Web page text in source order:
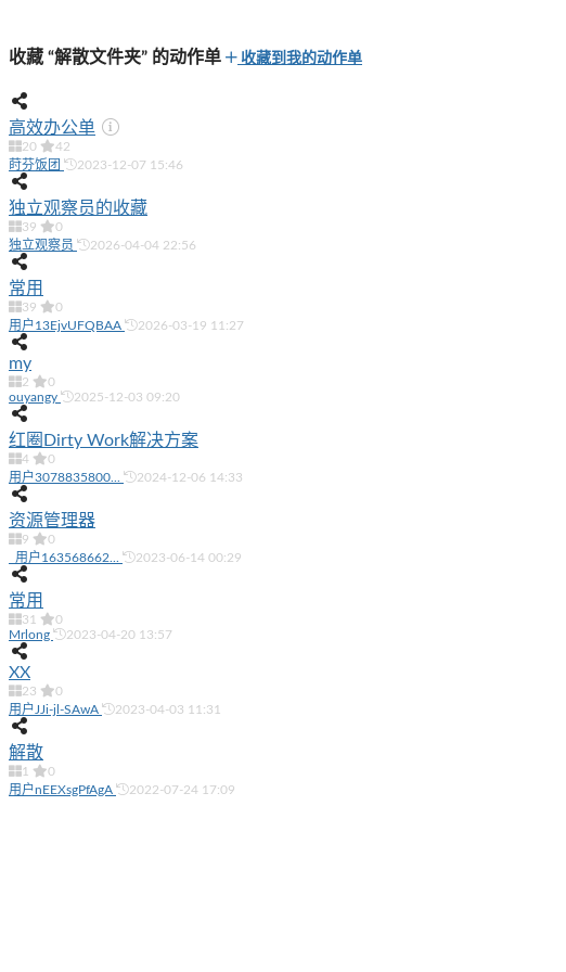
收藏 “解散文件夹” 的动作单 收藏到我的动作单
高效办公单
20
42
莳芬饭团
2023-12-07 15:46
独立观察员的收藏
39
0
独立观察员
2026-04-04 22:56
常用
39
0
用户13EjvUFQBAA
2026-03-19 11:27
my
2
0
ouyangy
2025-12-03 09:20
红圈Dirty Work解决方案
4
0
用户3078835800...
2024-12-06 14:33
资源管理器
9
0
_用户163568662...
2023-06-14 00:29
常用
31
0
Mrlong
2023-04-20 13:57
XX
23
0
用户JJi-jl-SAwA
2023-04-03 11:31
解散
1
0
用户nEEXsgPfAgA
2022-07-24 17:09